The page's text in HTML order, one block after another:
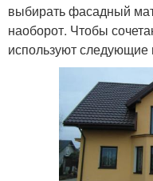
выбирать фасадный
наоборот. Чтобы
используют следующие